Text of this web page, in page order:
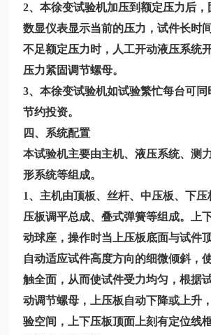
2、本徐变试验机加压到额定压力后，
数显仪表显示当前的压力，试件长时
不足额定压力时，人工开动液压系统
压力紧固调节螺母。
3、本徐变试验机如试验繁忙每台可同
节约投资。
四、系统配置
本试验机主要由主机、液压系统、测
形系统等组成。
1、主机由顶板、丝杆、中压板、下压
压板调平总成、叠式弹簧等组成。上
动球座，操作时当上压板底面与试件
自动适应试件高度方向的细微倾斜，
触全面，从而使试件受力均匀，根据
动调节螺母，上压板自动下降或上升
验空间，上下压板顶面上刻有定位线